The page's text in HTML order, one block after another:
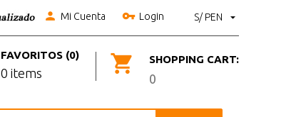
S/ PEN
Mi Cuenta Login
SHOPPING CART:
0
FAVORITOS (0)
0 items